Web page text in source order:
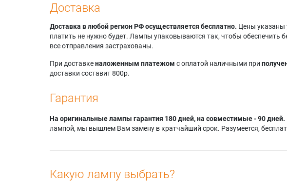
Доставка
Доставка в любой регион РФ осуществляется бесплатно. Цены указаны
платить не нужно будет. Лампы упаковываются так, чтобы обеспечить
все отправления застрахованы.
При доставкеналоженным платежом с оплатой наличными при
доставки составит 800р.
Гарантия
На оригинальные лампы гарантия 180 дней, на совместимые - 90 дней.
лампой, мы вышлем Вам замену в кратчайший срок. Разумеется,
Какую лампу выбрать?